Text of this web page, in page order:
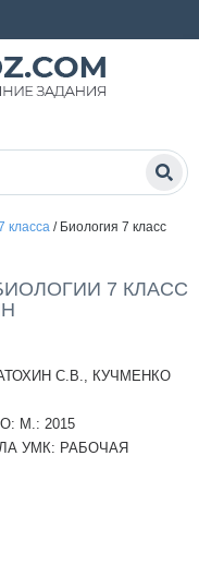
класса/ Биология 7 класс
7 КЛАСС
С.В., КУЧМЕНКО
М.: 2015
УМК: РАБОЧАЯ